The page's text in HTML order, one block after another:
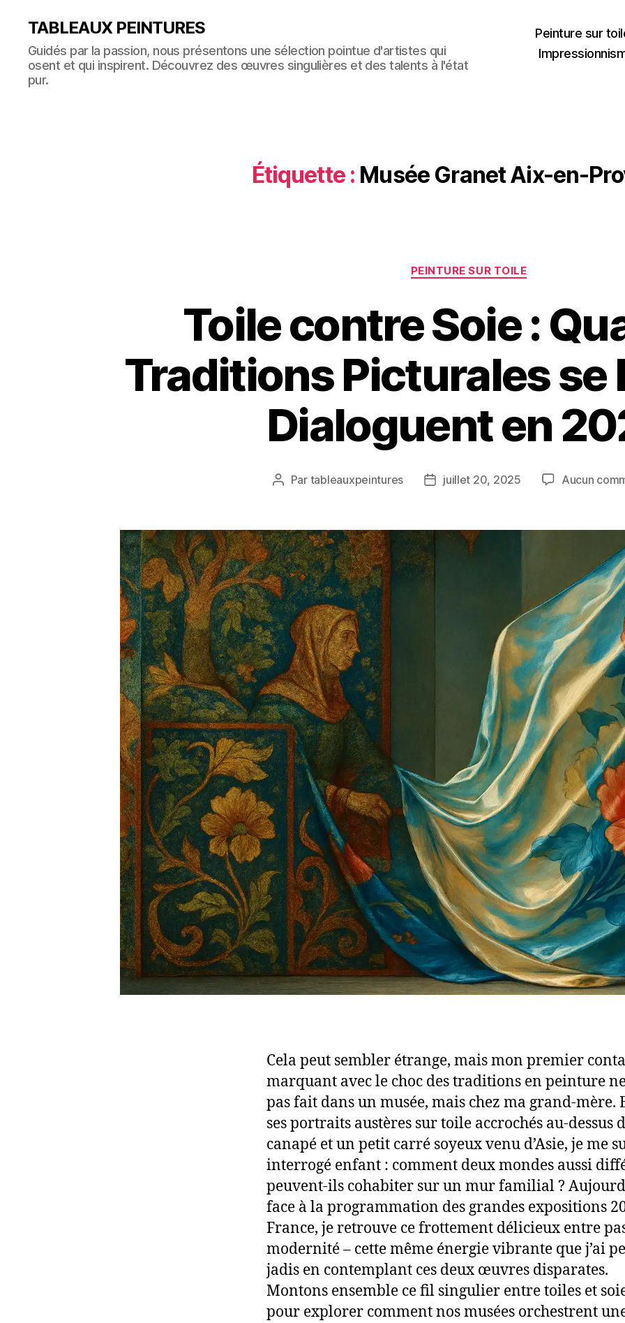
TABLEAUX PEINTURES
Guidés par la passion, nous présentons une sélection pointue d'artistes qui
osent et qui inspirent. Découvrez des œuvres singulières et des talents à l'état
pur.
Peinture sur
Étiquette : Musée Granet Aix-en-
Catégories
PEINTURE SUR TOILE
Toile contre Soie :
Traditions Picturales se
Dialoguent en
Auteur
Par tableauxpeintures
Datejuillet 20, 2025 Aucun
Cela peut sembler étrange, mais mon premier
marquant avec le choc des traditions en peinture ne
pas fait dans un musée, mais chez ma grand-mère.
ses portraits austères sur toile accrochés au-dessus
canapé et un petit carré soyeux venu d’Asie, je me
interrogé enfant : comment deux mondes aussi
peuvent-ils cohabiter sur un mur familial ?
face à la programmation des grandes expositions
France, je retrouve ce frottement délicieux entre
modernité – cette même énergie vibrante que j’ai
jadis en contemplant ces deux œuvres disparates.
Montons ensemble ce fil singulier entre toiles et
pour explorer comment nos musées orchestrent